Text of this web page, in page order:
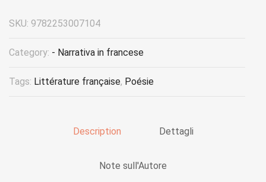
SKU: 9782253007104
Category: - Narrativa in francese
Tags: Littérature française, Poésie
Description Dettagli
Note sull'Autore